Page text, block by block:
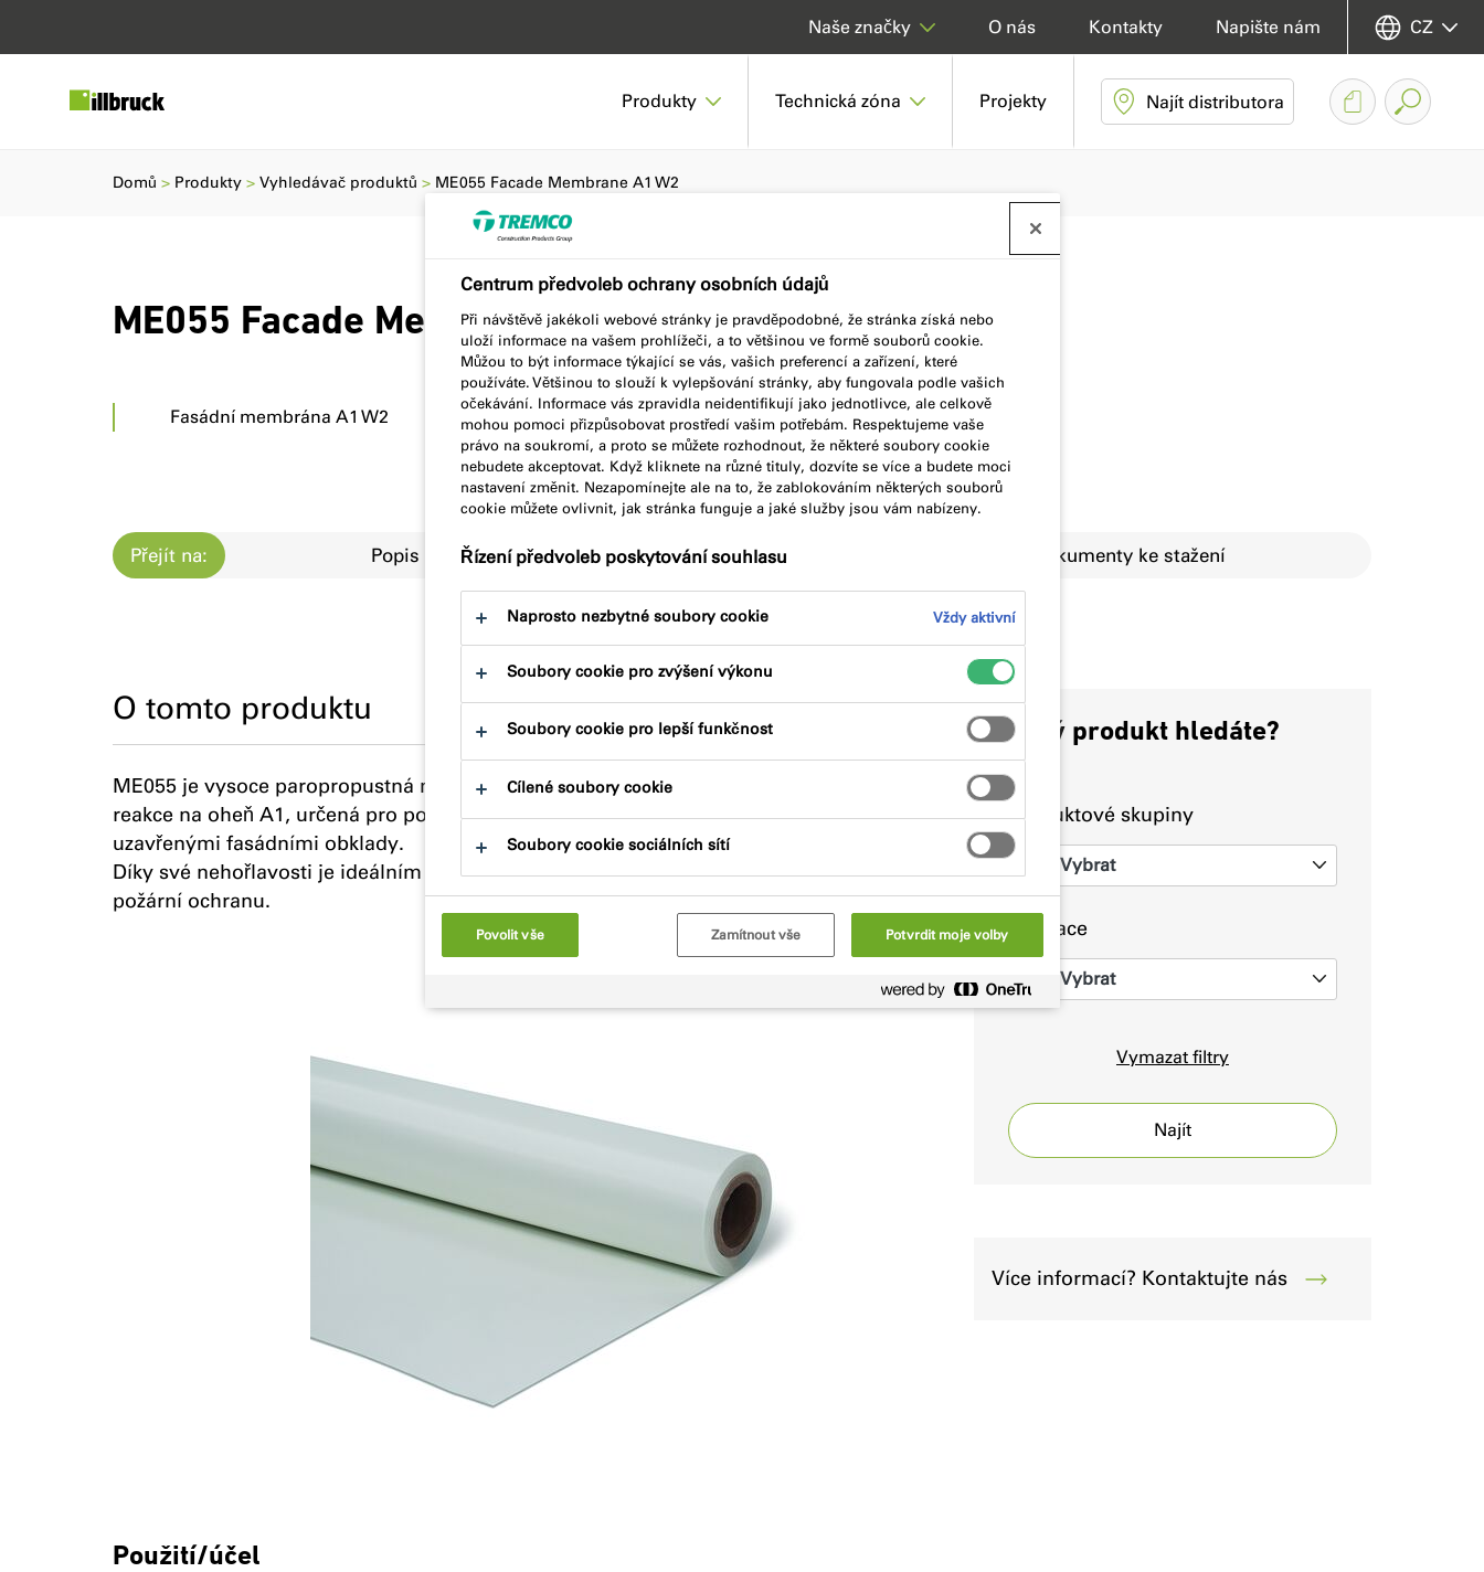
Produkty Technická zóna Projekty Najít distributora
O nás Kontakty Napište nám
Naše značky CZ
ME055 Facade Membrane A1 W2
Fasádní membrána A1 W2
Domů Produkty Vyhledávač produktů ME055 Facade Membrane A1 W2
Přejít na: Popis produktu Klíčové vlastnosti Dokumenty ke stažení
Jaký produkt hledáte?
Produktové skupiny
Vybrat
Aplikace
Vybrat
Vymazat filtry
Najít
Více informací? Kontaktujte nás
O tomto produktu
ME055 je vysoce paropropustná membrána vyztužená skelnými vlákny s klasifikací
reakce na oheň A1, určená pro použití jako vnější fasádní membrána za trvale
uzavřenými fasádními obklady.
Díky své nehořlavosti je ideálním řešením pro výškové budovy s vyššími požadavky na
požární ochranu.
Použití/účel
Centrum předvoleb ochrany osobních údajů
Při návštěvě jakékoli webové stránky je pravděpodobné, že stránka získá nebo
uloží informace na vašem prohlížeči, a to většinou ve formě souborů cookie.
Můžou to být informace týkající se vás, vašich preferencí a zařízení, které
používáte. Většinou to slouží k vylepšování stránky, aby fungovala podle vašich
očekávání. Informace vás zpravidla neidentifikují jako jednotlivce, ale celkově
mohou pomoci přizpůsobovat prostředí vašim potřebám. Respektujeme vaše
právo na soukromí, a proto se můžete rozhodnout, že některé soubory cookie
nebudete akceptovat. Když kliknete na různé tituly, dozvíte se více a budete moci
nastavení změnit. Nezapomínejte ale na to, že zablokováním některých souborů
cookie můžete ovlivnit, jak stránka funguje a jaké služby jsou vám nabízeny.
Řízení předvoleb poskytování souhlasu
Naprosto nezbytné soubory cookie Vždy aktivní
Soubory cookie pro zvýšení výkonu
Soubory cookie pro lepší funkčnost
Cílené soubory cookie
Soubory cookie sociálních sítí
Povolit vše Zamítnout vše Potvrdit moje volby